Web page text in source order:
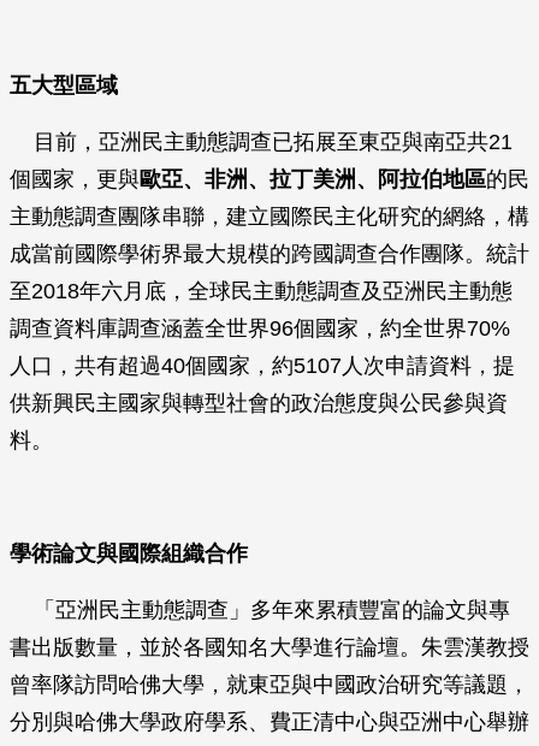
五大型區域
目前，亞洲民主動態調查已拓展至東亞與南亞共21
個國家，更與歐亞、非洲、拉丁美洲、阿拉伯地區的民
主動態調查團隊串聯，建立國際民主化研究的網絡，構
成當前國際學術界最大規模的跨國調查合作團隊。統計
至2018年六月底，全球民主動態調查及亞洲民主動態
調查資料庫調查涵蓋全世界96個國家，約全世界70%
人口，共有超過40個國家，約5107人次申請資料，提
供新興民主國家與轉型社會的政治態度與公民參與資
料。
學術論文與國際組織合作
「亞洲民主動態調查」多年來累積豐富的論文與專
書出版數量，並於各國知名大學進行論壇。朱雲漢教授
曾率隊訪問哈佛大學，就東亞與中國政治研究等議題，
分別與哈佛大學政府學系、費正清中心與亞洲中心舉辦